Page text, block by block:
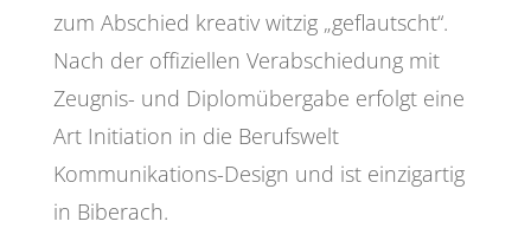
zum Abschied kreativ witzig „geflautscht“.
Nach der offiziellen Verabschiedung mit
Zeugnis- und Diplomübergabe erfolgt eine
Art Initiation in die Berufswelt
Kommunikations-Design und ist einzigartig
in Biberach.